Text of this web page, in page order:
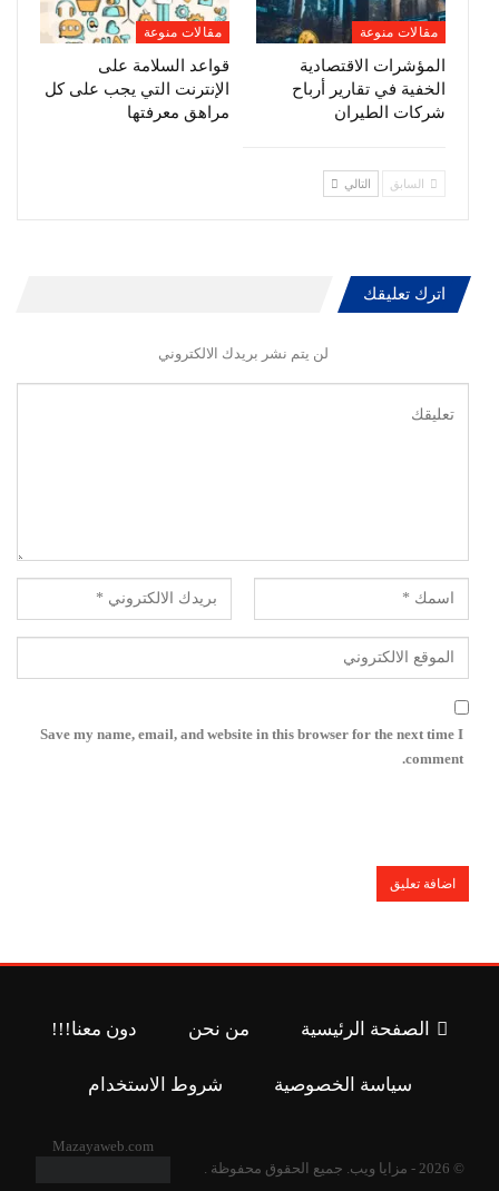
مقالات منوعة
المؤشرات الاقتصادية
الخفية في تقارير أرباح
شركات الطيران
مقالات منوعة
قواعد السلامة على
الإنترنت التي يجب على كل
مراهق معرفتها
السابق التالي
اترك تعليقك
لن يتم نشر بريدك الالكتروني
Save my name, email, and website in this browser for the next time I
comment.
الصفحة الرئيسية من نحن دون معنا!!!
سياسة الخصوصية شروط الاستخدام
© 2026 - مزايا ويب. جميع الحقوق محفوظة .
Mazayaweb.com